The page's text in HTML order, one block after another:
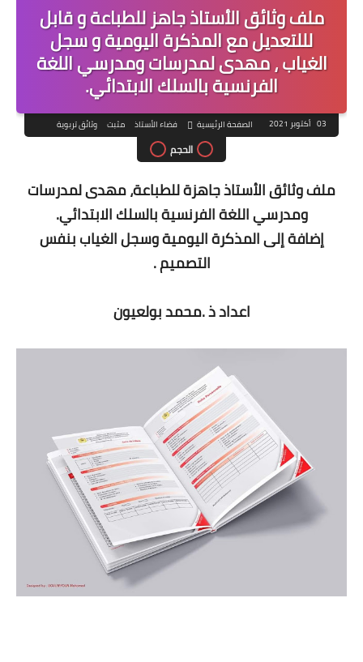
ملف وثائق الأستاذ جاهز للطباعة و قابل
لللتعديل مع المذكرة اليومية و سجل
الغياب ، مهدى لمدرسات ومدرسي اللغة
الفرنسية بالسلك الابتدائي.
03 أكتوبر 2021 الصفحة الرئيسية فضاء الأستاذ مثبت وثائق تربوية
الحجم
ملف وثائق الأستاذ جاهزة للطباعة، مهدى لمدرسات
ومدرسي اللغة الفرنسية بالسلك الابتدائي.
إضافة إلى المذكرة اليومية وسجل الغياب بنفس
التصميم .
اعداد ذ .محمد بولعيون